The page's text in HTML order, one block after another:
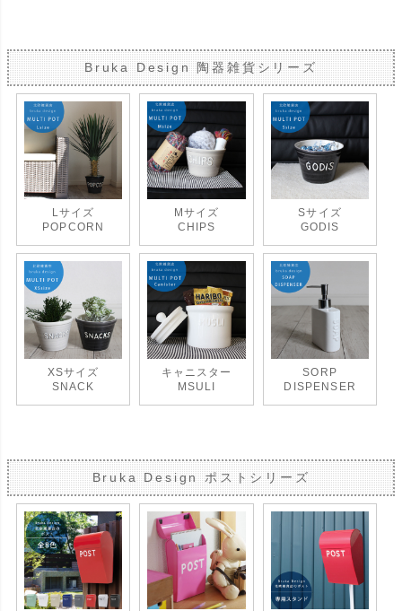
Bruka Design 陶器雑貨シリーズ
Lサイズ
POPCORN
Mサイズ
CHIPS
Sサイズ
GODIS
XSサイズ
SNACK
キャニスター
MSULI
SORP
DISPENSER
Bruka Design ポストシリーズ